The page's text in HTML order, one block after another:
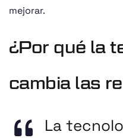
mejorar.
¿Por qué la
cambia las
La